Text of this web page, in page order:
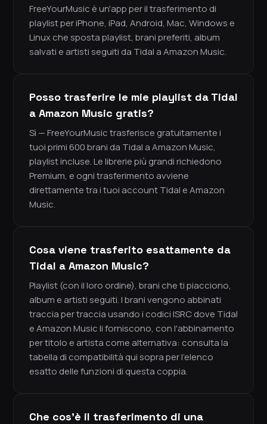
FreeYourMusic è un'app per il trasferimento di
playlist per iPhone, iPad, Android, Mac, Windows e
Linux che sposta playlist, brani preferiti, album
salvati e artisti seguiti da Tidal a Amazon Music.
Posso trasferire le mie playlist da Tidal
a Amazon Music gratis?
Sì — FreeYourMusic trasferisce gratuitamente i
tuoi primi 600 brani da Tidal a Amazon Music,
playlist incluse. Le librerie più grandi richiedono
Premium, e ogni trasferimento avviene
direttamente tra i tuoi account Tidal e Amazon
Music.
Cosa viene trasferito esattamente da
Tidal a Amazon Music?
Playlist (con il loro ordine), brani che ti piacciono,
album e artisti seguiti. I brani vengono abbinati
traccia per traccia usando i codici ISRC dove Tidal
e Amazon Music li forniscono, con l'abbinamento
per titolo e artista come alternativa: consulta la
tabella di compatibilità qui sopra per l'elenco
esatto delle funzioni di questa coppia.
Che cos'è il trasferimento di una